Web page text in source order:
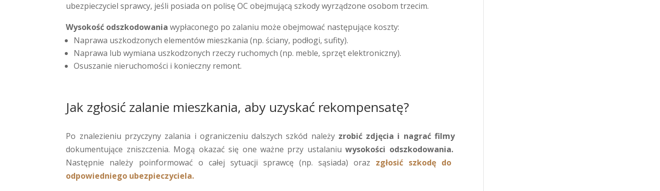
ubezpieczyciel sprawcy, jeśli posiada on polisę OC obejmującą szkody wyrządzone osobom trzecim.
Wysokość odszkodowania wypłaconego po zalaniu może obejmować następujące koszty:
Naprawa uszkodzonych elementów mieszkania (np. ściany, podłogi, sufity).
Naprawa lub wymiana uszkodzonych rzeczy ruchomych (np. meble, sprzęt elektroniczny).
Osuszanie nieruchomości i konieczny remont.
Jak zgłosić zalanie mieszkania, aby uzyskać rekompensatę?
Po znalezieniu przyczyny zalania i ograniczeniu dalszych szkód należy zrobić zdjęcia i nagrać filmy
dokumentujące zniszczenia. Mogą okazać się one ważne przy ustalaniuwysokości odszkodowania.
Następnie należy poinformować o całej sytuacji sprawcę (np. sąsiada) oraz zgłosić szkodę do
odpowiedniego ubezpieczyciela.